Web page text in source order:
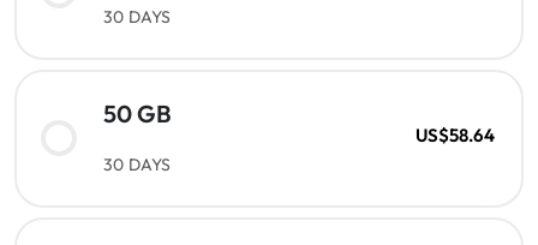
30 DAYS
50 GB
30 DAYS
US$58.64